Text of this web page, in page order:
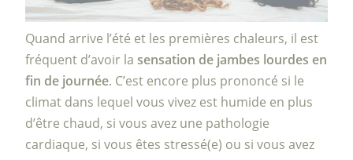
Quand arrive l’été et les premières chaleurs, il est
fréquent d’avoir lasensation de jambes lourdes en
fin de journée. C’est encore plus prononcé si le
climat dans lequel vous vivez est humide en plus
d’être chaud, si vous avez une pathologie
cardiaque, si vous êtes stressé(e) ou si vous avez